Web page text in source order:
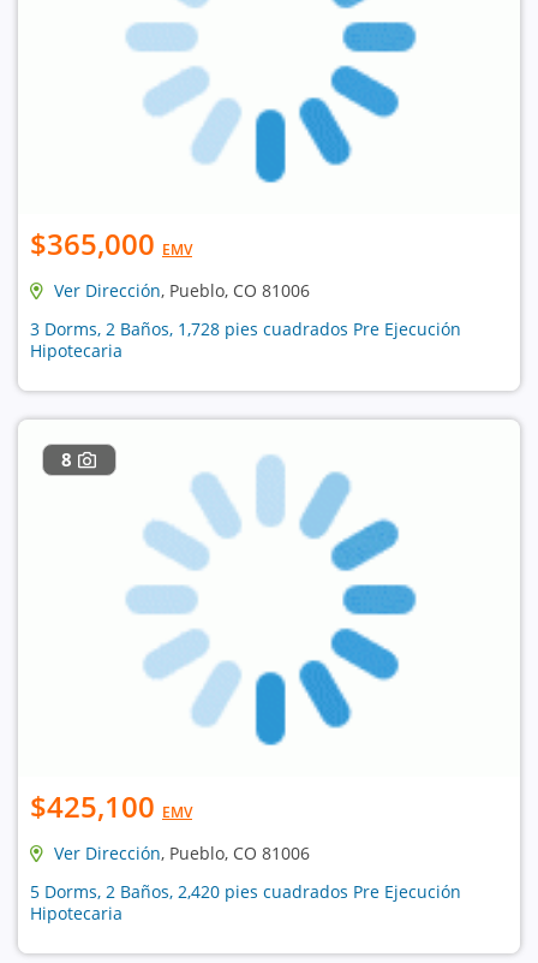
$365,000 EMV
Ver Dirección, Pueblo, CO 81006
3 Dorms, 2 Baños, 1,728 pies cuadrados Pre Ejecución
Hipotecaria
8
$425,100 EMV
Ver Dirección, Pueblo, CO 81006
5 Dorms, 2 Baños, 2,420 pies cuadrados Pre Ejecución
Hipotecaria